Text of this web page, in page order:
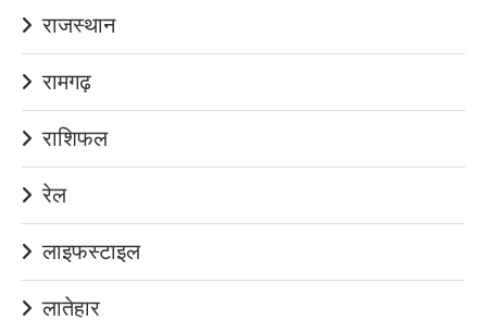
राजस्थान
रामगढ़
राशिफल
रेल
लाइफस्टाइल
लातेहार